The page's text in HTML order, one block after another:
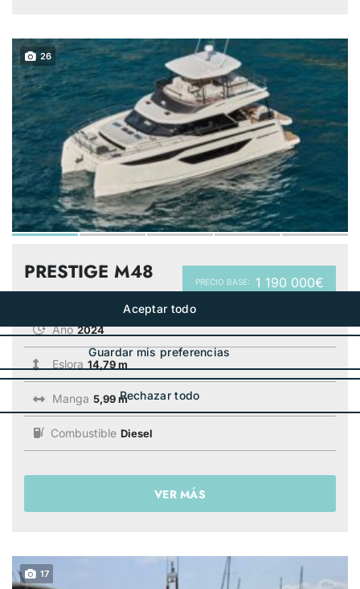
26
PRECIO BASE: 1 190 000€
PRESTIGE M48
Año 2024
Eslora 14,79 m
Manga 5,99 m
Combustible Diesel
VER MÁS
17